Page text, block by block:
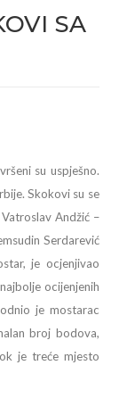
SA
su uspješno.
Skokovi su se
Andžić –
Serdarević
je ocjenjivao
ocijenjenih
je mostarac
broj bodova,
je treće mjesto